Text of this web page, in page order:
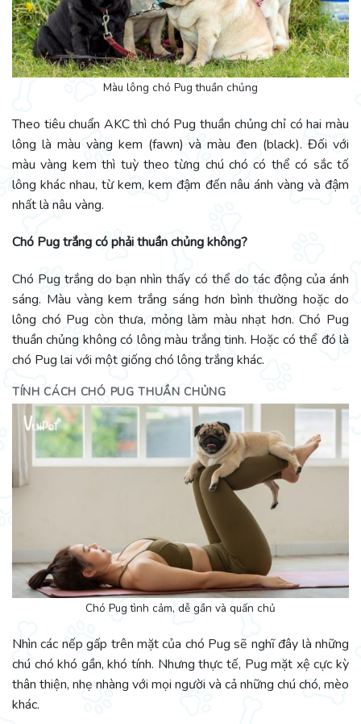
Màu lông chó Pug thuần chủng
Theo tiêu chuẩn AKC thì chó Pug thuần chủng chỉ có hai màu
lông là màu vàng kem (fawn) và màu đen (black). Đối với
màu vàng kem thì tuỳ theo từng chú chó có thể có sắc tố
lông khác nhau, từ kem, kem đậm đến nâu ánh vàng và đậm
nhất là nâu vàng.
Chó Pug trắng có phải thuần chủng không?
Chó Pug trắng do bạn nhìn thấy có thể do tác động của ánh
sáng. Màu vàng kem trắng sáng hơn bình thường hoặc do
lông chó Pug còn thưa, mỏng làm màu nhạt hơn. Chó Pug
thuần chủng không có lông màu trắng tinh. Hoặc có thể đó là
chó Pug lai với một giống chó lông trắng khác.
TÍNH CÁCH CHÓ PUG THUẦN CHỦNG
Chó Pug tình cảm, dễ gần và quấn chủ
Nhìn các nếp gấp trên mặt của chó Pug sẽ nghĩ đây là những
chú chó khó gần, khó tính. Nhưng thực tế, Pug mặt xệ cực kỳ
thân thiện, nhẹ nhàng với mọi người và cả những chú chó, mèo
khác.